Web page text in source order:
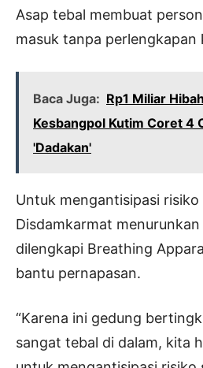
Asap tebal membuat
masuk tanpa perlengkapan
Baca Juga: Rp1 Miliar
Kesbangpol Kutim Coret 4
'Dadakan'
Untuk mengantisipasi risiko
Disdamkarmat
dilengkapi Breathing
bantu pernapasan.
“Karena ini gedung
sangat tebal di dalam, kita